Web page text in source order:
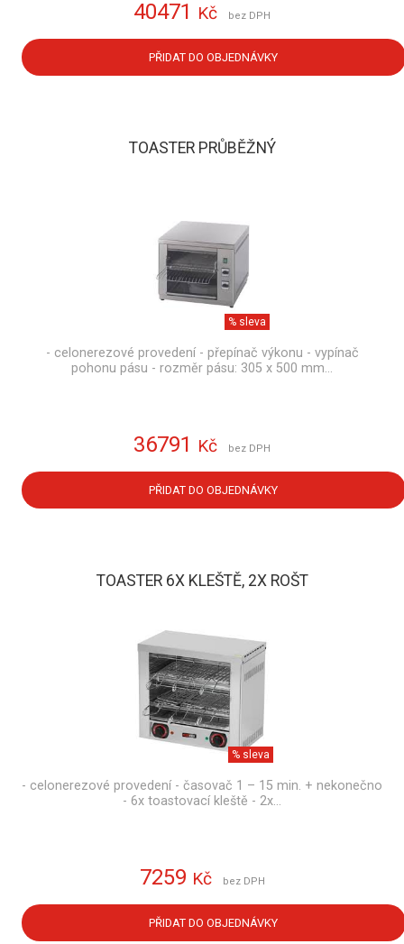
40471 Kč bez DPH
PŘIDAT DO OBJEDNÁVKY
TOASTER PRŮBĚŽNÝ
% sleva
- celonerezové provedení - přepínač výkonu - vypínač
pohonu pásu - rozměr pásu: 305 x 500 mm…
36791 Kč bez DPH
PŘIDAT DO OBJEDNÁVKY
TOASTER 6X KLEŠTĚ, 2X ROŠT
% sleva
- celonerezové provedení - časovač 1 – 15 min. + nekonečno
- 6x toastovací kleště - 2x…
7259 Kč bez DPH
PŘIDAT DO OBJEDNÁVKY